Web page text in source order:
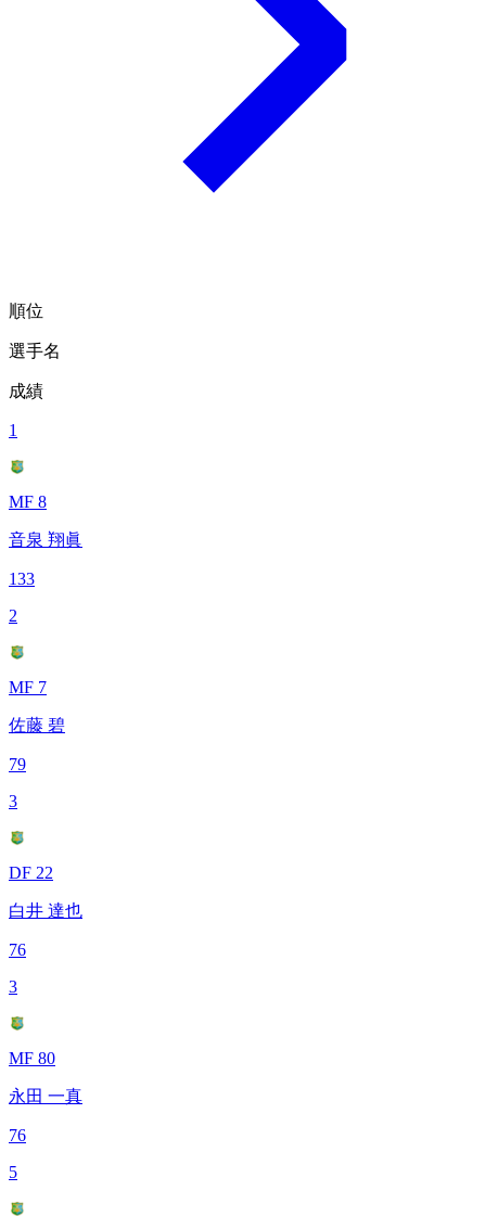
順位
選手名
成績
1
MF 8
音泉 翔眞
133
2
MF 7
佐藤 碧
79
3
DF 22
白井 達也
76
3
MF 80
永田 一真
76
5